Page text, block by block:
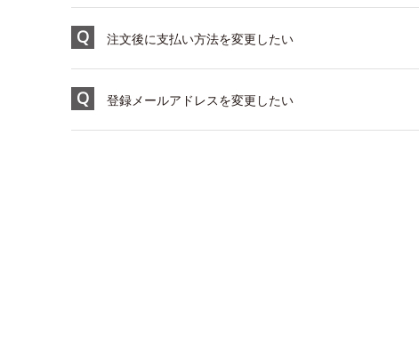
注文後に支払い方法を変更したい
登録メールアドレスを変更したい